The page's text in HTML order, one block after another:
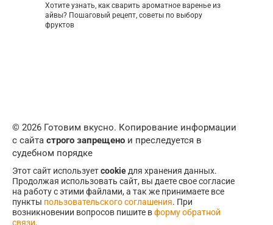
Хотите узнать, как сварить ароматное варенье из
айвы? Пошаговый рецепт, советы по выбору
фруктов
© 2026 Готовим вкусно. Копирование информации
с сайта строго запрещено и преследуется в
судебном порядке
Этот сайт используетcookie для хранения данных.
Продолжая использовать сайт, вы даете свое согласие
на работу с этими файлами, а так же принимаете все
пункты пользовательского соглашения. При
возникновении вопросов пишите вформу обратной
связи.